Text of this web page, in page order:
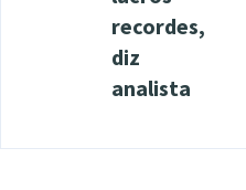
recordes,
diz
analista